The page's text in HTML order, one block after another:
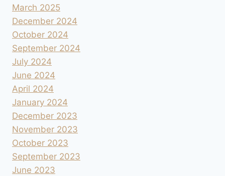
March 2025
December 2024
October 2024
September 2024
July 2024
June 2024
April 2024
January 2024
December 2023
November 2023
October 2023
September 2023
June 2023